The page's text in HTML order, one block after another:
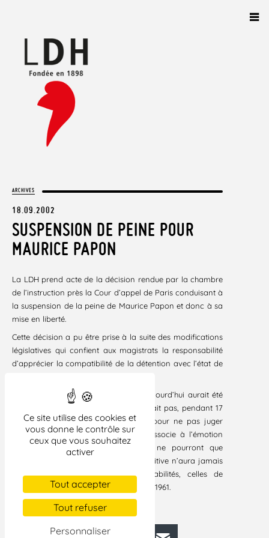
Ce site utilise des cookies et
vous donne le contrôle sur
ceux que vous souhaitez
activer
Tout accepter
Tout refuser
Personnaliser
ARCHIVES
18.09.2002
SUSPENSION DE PEINE POUR
MAURICE PAPON
La LDH prend acte de la décision rendue par la chambre
de l’instruction près la Cour d’appel de Paris conduisant à
la suspension de la peine de Maurice Papon et donc à sa
mise en liberté.
Cette décision a pu être prise à la suite des modifications
législatives qui confient aux magistrats la responsabilité
d’apprécier la compatibilité de la détention avec l’état de
La LDH constate que la situation d’aujourd’hui aurait été
différente si l’institution judiciaire n’avait pas, pendant 17
ans, usé de bien des échappatoires pour ne pas juger
Maurice Papon. Elle comprend et s’associe à l’émotion
des victimes, qui, comme la LDH, ne pourront que
constater que Maurice Papon en définitive n’aura jamais
assumé la totalité de ses responsabilités, celles de
Bordeaux en 1942 ou celles de Paris en 1961.
Paris, le 18 septembre 2002